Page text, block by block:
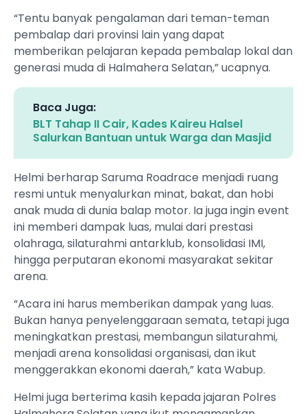
“Tentu banyak pengalaman dari teman-teman
pembalap dari provinsi lain yang dapat
memberikan pelajaran kepada pembalap lokal dan
generasi muda di Halmahera Selatan,” ucapnya.
Baca Juga:
BLT Tahap II Cair, Kades Kaireu Halsel
Salurkan Bantuan untuk Warga dan Masjid
Helmi berharap Saruma Roadrace menjadi ruang
resmi untuk menyalurkan minat, bakat, dan hobi
anak muda di dunia balap motor. Ia juga ingin event
ini memberi dampak luas, mulai dari prestasi
olahraga, silaturahmi antarklub, konsolidasi IMI,
hingga perputaran ekonomi masyarakat sekitar
arena.
“Acara ini harus memberikan dampak yang luas.
Bukan hanya penyelenggaraan semata, tetapi juga
meningkatkan prestasi, membangun silaturahmi,
menjadi arena konsolidasi organisasi, dan ikut
menggerakkan ekonomi daerah,” kata Wabup.
Helmi juga berterima kasih kepada jajaran Polres